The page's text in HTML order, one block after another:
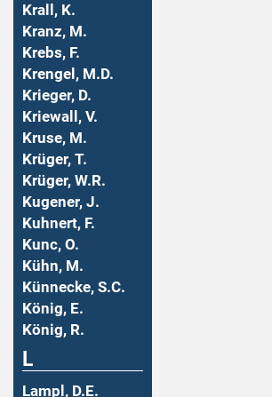
Krall, K.
Kranz, M.
Krebs, F.
Krengel, M.D.
Krieger, D.
Kriewall, V.
Kruse, M.
Krüger, T.
Krüger, W.R.
Kugener, J.
Kuhnert, F.
Kunc, O.
Kühn, M.
Künnecke, S.C.
König, E.
König, R.
L
Lampl, D.E.